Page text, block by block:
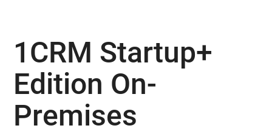
1CRM Startup+
Edition On-
Premises